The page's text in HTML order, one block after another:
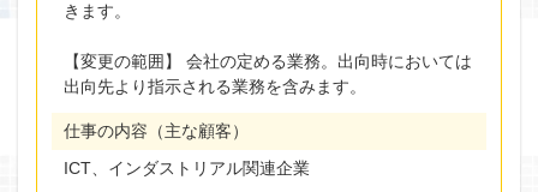
きます。
【変更の範囲】 会社の定める業務。出向時においては
出向先より指示される業務を含みます。
仕事の内容（主な顧客）
ICT、インダストリアル関連企業